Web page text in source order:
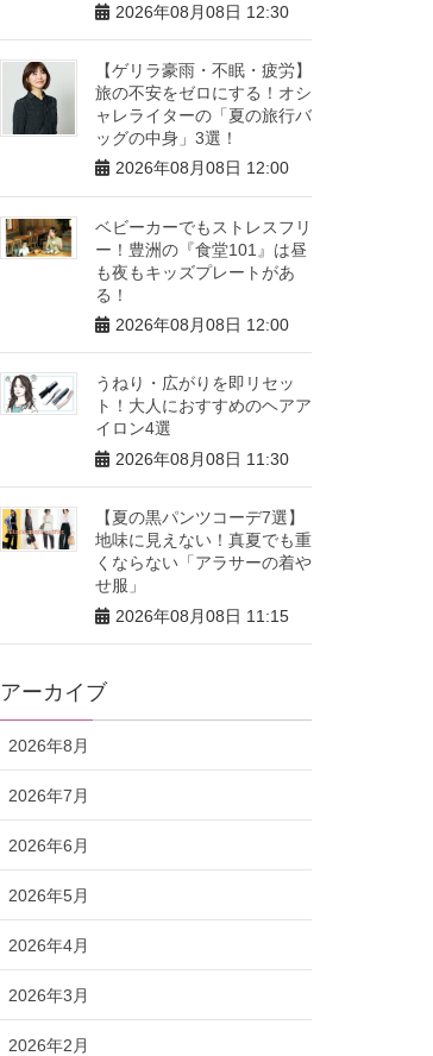
2026年08月08日 12:30
【ゲリラ豪雨・不眠・疲労】
旅の不安をゼロにする！オシ
ャレライターの「夏の旅行バ
ッグの中身」3選！
2026年08月08日 12:00
ベビーカーでもストレスフリ
ー！豊洲の『食堂101』は昼
も夜もキッズプレートがあ
る！
2026年08月08日 12:00
うねり・広がりを即リセッ
ト！大人におすすめのヘアア
イロン4選
2026年08月08日 11:30
【夏の黒パンツコーデ7選】
地味に見えない！真夏でも重
くならない「アラサーの着や
せ服」
2026年08月08日 11:15
アーカイブ
2026年8月
2026年7月
2026年6月
2026年5月
2026年4月
2026年3月
2026年2月